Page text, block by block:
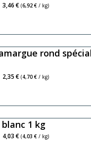
3,46 € (6,92 € / kg)
rond
2,35 € (4,70 € / kg)
1 kg
4,03 € (4,03 € / kg)